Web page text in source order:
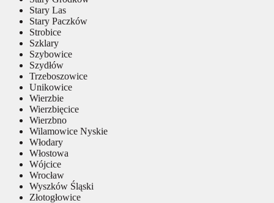
Stary Las
Stary Paczków
Strobice
Szklary
Szybowice
Szydłów
Trzeboszowice
Unikowice
Wierzbie
Wierzbięcice
Wierzbno
Wilamowice Nyskie
Włodary
Włostowa
Wójcice
Wrocław
Wyszków Śląski
Złotogłowice